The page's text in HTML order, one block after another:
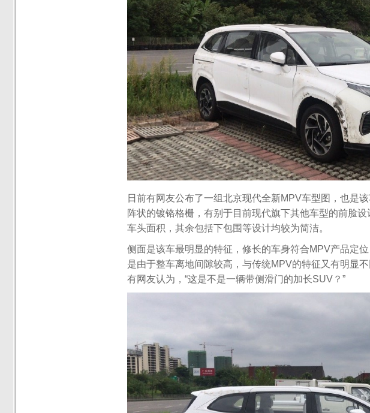
日前有网友公布了一组北京现代全新MPV车型图，也是
阵状的镀铬格栅，有别于目前现代旗下其他车型的前脸
车头面积，其余包括下包围等设计均较为简洁。
侧面是该车最明显的特征，修长的车身符合MPV产品定
是由于整车离地间隙较高，与传统MPV的特征又有明显
有网友认为，“这是不是一辆带侧滑门的加长SUV？”